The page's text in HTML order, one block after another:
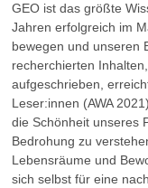
GEO ist das größte
Jahren erfolgreich im
bewegen und unseren
recherchierten
aufgeschrieben,
Leser:innen (AWA
die Schönheit unseres
Bedrohung zu
Lebensräume und
sich selbst für eine